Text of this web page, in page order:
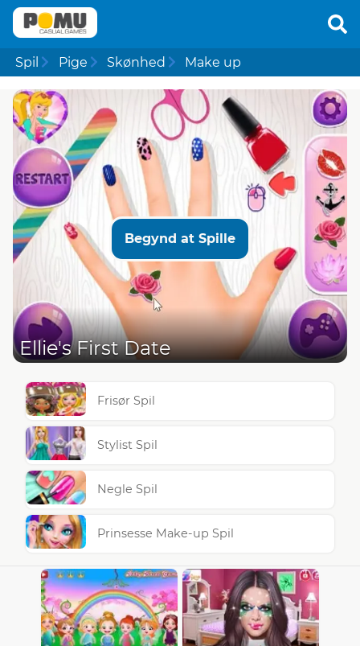
Spil Pige Skønhed Make up
Begynd at Spille
Ellie's First Date
Frisør Spil
Stylist Spil
Negle Spil
Prinsesse Make-up Spil